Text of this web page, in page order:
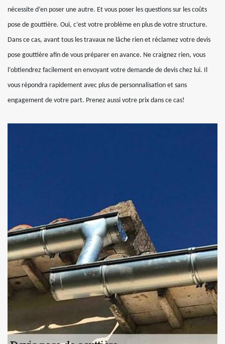
nécessite d’en poser une autre. Et vous poser les questions sur les coûts
pose de gouttière. Oui, c’est votre problème en plus de votre structure.
Dans ce cas, avant tous les travaux ne lâche rien et réclamez votre devis
pose gouttière afin de vous préparer en avance. Ne craignez rien, vous
l’obtiendrez facilement en envoyant votre demande de devis chez lui. Il
vous répondra rapidement avec plus de personnalisation et sans
engagement de votre part. Prenez aussi votre prix dans ce cas!